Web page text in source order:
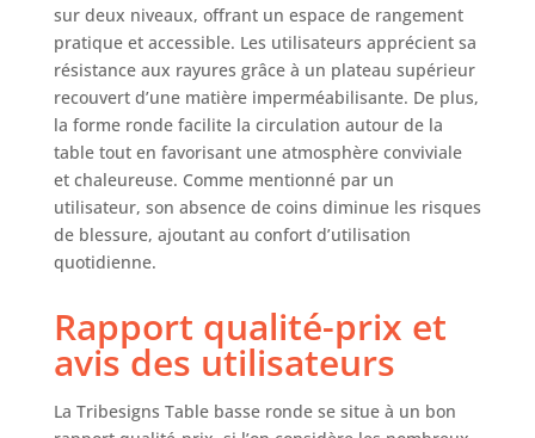
quotidienne.
FONCTIONNALITÉ
POLYVALENTE :
Que vous receviez
des invités ou que
vous vous
détendiez à la
maison, cette table
basse à 2 niveaux
espace de vie. Sa
surface lisse est
parfaite pour
contenir des
boissons, des
sur deux niveaux, offrant un espace de rangement
pratique et accessible. Les utilisateurs apprécient sa
résistance aux rayures grâce à un plateau supérieur
recouvert d’une matière imperméabilisante. De plus,
la forme ronde facilite la circulation autour de la
table tout en favorisant une atmosphère conviviale
et chaleureuse. Comme mentionné par un
utilisateur, son absence de coins diminue les risques
de blessure, ajoutant au confort d’utilisation
quotidienne.
Rapport qualité-prix et
avis des utilisateurs
La Tribesigns Table basse ronde se situe à un bon